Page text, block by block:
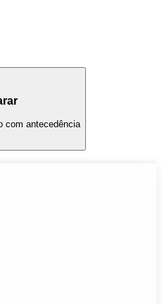
com antecedência